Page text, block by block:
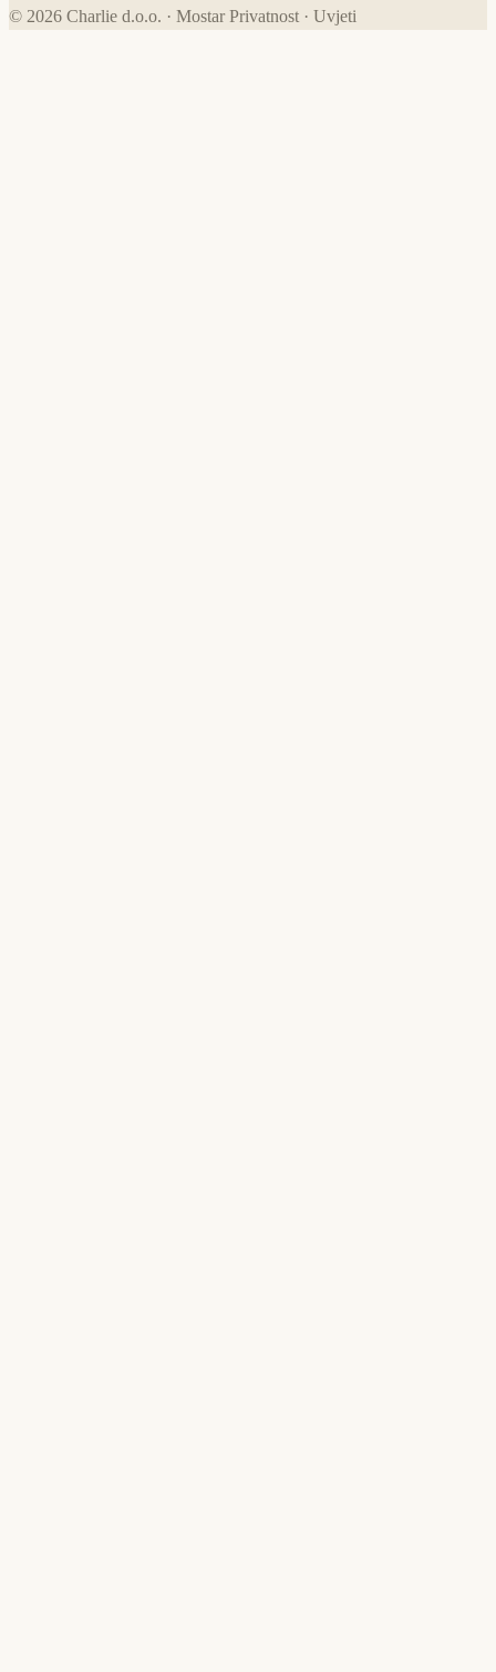
© 2026 Charlie d.o.o. · Mostar Privatnost · Uvjeti